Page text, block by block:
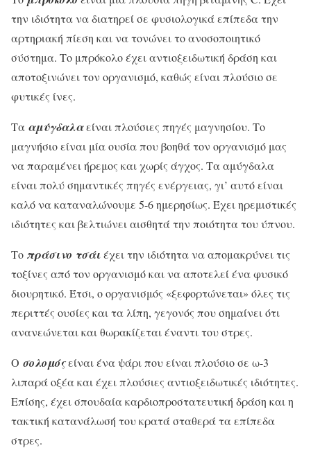
την ιδιότητα να διατηρεί σε φυσιολογικά επίπεδα την
αρτηριακή πίεση και να τονώνει το ανοσοποιητικό
σύστημα. Το μπρόκολο έχει αντιοξειδωτική δράση και
αποτοξινώνει τον οργανισμό, καθώς είναι πλούσιο σε
φυτικές ίνες.
Τα αμύγδαλαείναι πλούσιες πηγές μαγνησίου. Το
μαγνήσιο είναι μία ουσία που βοηθά τον οργανισμό μας
να παραμένει ήρεμος και χωρίς άγχος. Τα αμύγδαλα
είναι πολύ σημαντικές πηγές ενέργειας, γι’ αυτό είναι
καλό να καταναλώνουμε 5-6 ημερησίως. Έχει ηρεμιστικές
ιδιότητες και βελτιώνει αισθητά την ποιότητα του ύπνου.
Το πράσινο τσάιέχει την ιδιότητα να απομακρύνει τις
τοξίνες από τον οργανισμό και να αποτελεί ένα φυσικό
διουρητικό. Έτσι, ο οργανισμός «ξεφορτώνεται» όλες τις
περιττές ουσίες και τα λίπη, γεγονός που σημαίνει ότι
ανανεώνεται και θωρακίζεται έναντι του στρες.
Ο σολομόςείναι ένα ψάρι που είναι πλούσιο σε ω-3
λιπαρά οξέα και έχει πλούσιες αντιοξειδωτικές ιδιότητες.
Επίσης, έχει σπουδαία καρδιοπροστατευτική δράση και η
τακτική κατανάλωσή του κρατά σταθερά τα επίπεδα
στρες.